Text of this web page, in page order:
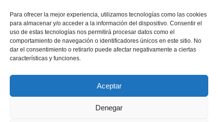
Para ofrecer la mejor experiencia, utilizamos tecnologías como las cookies
para almacenar y/o acceder a la información del dispositivo. Consentir el
uso de estas tecnologías nos permitirá procesar datos como el
comportamiento de navegación o identificadores únicos en este sitio. No
dar el consentimiento o retirarlo puede afectar negativamente a ciertas
características y funciones.
Aceptar
Denegar
Solicite un presupuesto
Solicite un presupuesto